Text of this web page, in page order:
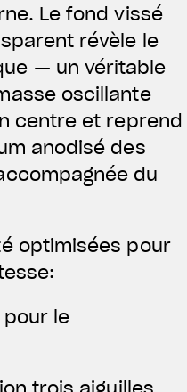
Le fond vissé
révèle le
— un véritable
oscillante
centre et reprend
anodisé des
du
optimisées pour
pour le